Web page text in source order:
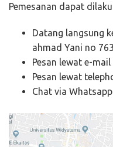
Pemesanan dapat
Datang langsung
ahmad Yani no
Pesan lewat e-mail
Pesan lewat
Chat via Whatsapp